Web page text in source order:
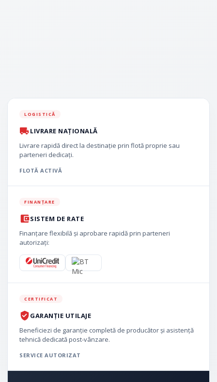
LOGISTICĂ
LIVRARE NAȚIONALĂ
Livrare rapidă direct la destinație prin flotă proprie sau
parteneri dedicați.
FLOTĂ ACTIVĂ
FINANȚARE
SISTEM DE RATE
Finanțare flexibilă și aprobare rapidă prin parteneri
autorizați:
CERTIFICAT
GARANȚIE UTILAJE
Beneficiezi de garanție completă de producător și asistență
tehnică dedicată post-vânzare.
SERVICE AUTORIZAT